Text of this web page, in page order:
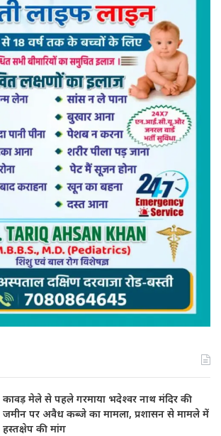
कावड़ मेले से पहले गरमाया भदेश्वर नाथ मंदिर की
जमीन पर अवैध कब्जे का मामला, प्रशासन से मामले में
हस्तक्षेप की मांग